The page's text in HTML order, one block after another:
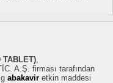
TABLET),
A.Ş. firması tarafından
abakavir etkin maddesi